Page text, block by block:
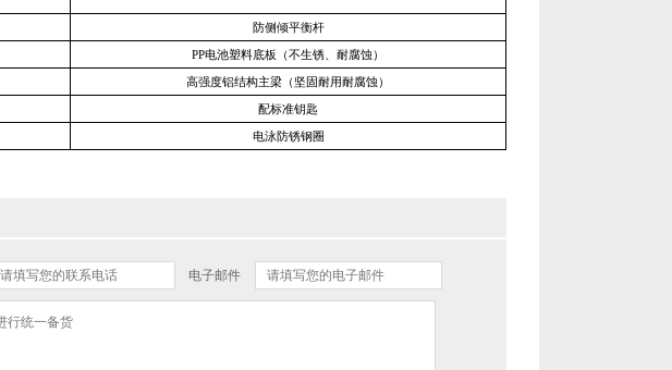
防侧倾平衡杆
PP电池塑料底板（不生锈、耐腐蚀）
高强度铝结构主梁（坚固耐用耐腐蚀）
配标准钥匙
电泳防锈钢圈
电子邮件